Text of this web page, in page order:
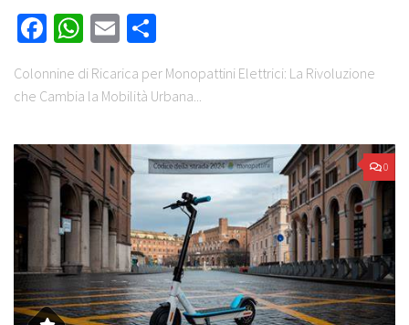
Facebook
WhatsApp
Email
Colonnine di Ricarica per Monopattini Elettrici: La Rivoluzione
che Cambia la Mobilità Urbana...
0